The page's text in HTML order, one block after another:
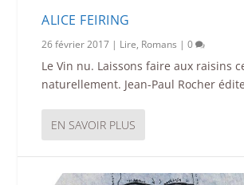
ALICE FEIRING
26 février 2017 | Lire, Romans |0
Le Vin nu. Laissons faire aux raisins
naturellement. Jean-Paul Rocher
EN SAVOIR PLUS